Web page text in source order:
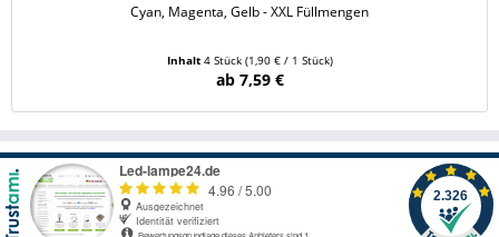
Cyan, Magenta, Gelb - XXL Füllmengen
Inhalt 4 Stück (1,90 € / 1 Stück)
ab 7,59 €